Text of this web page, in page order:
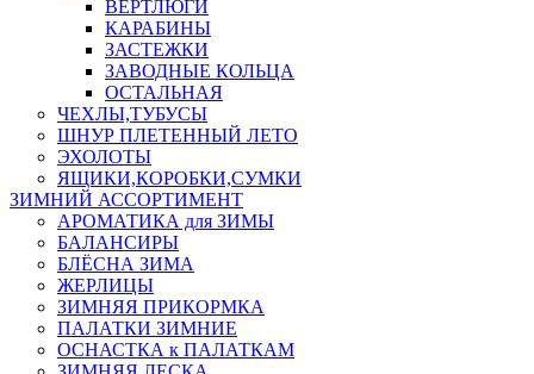
ВЕРТЛЮГИ
КАРАБИНЫ
ЗАСТЕЖКИ
ЗАВОДНЫЕ КОЛЬЦА
ОСТАЛЬНАЯ
ЧЕХЛЫ,ТУБУСЫ
ШНУР ПЛЕТЕННЫЙ ЛЕТО
ЭХОЛОТЫ
ЯЩИКИ,КОРОБКИ,СУМКИ
ЗИМНИЙ АССОРТИМЕНТ
АРОМАТИКА для ЗИМЫ
БАЛАНСИРЫ
БЛЁСНА ЗИМА
ЖЕРЛИЦЫ
ЗИМНЯЯ ПРИКОРМКА
ПАЛАТКИ ЗИМНИЕ
ОСНАСТКА к ПАЛАТКАМ